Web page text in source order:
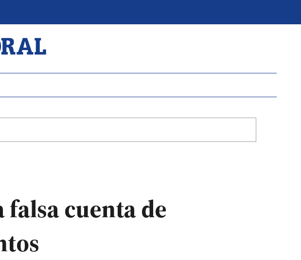
falsa cuenta de